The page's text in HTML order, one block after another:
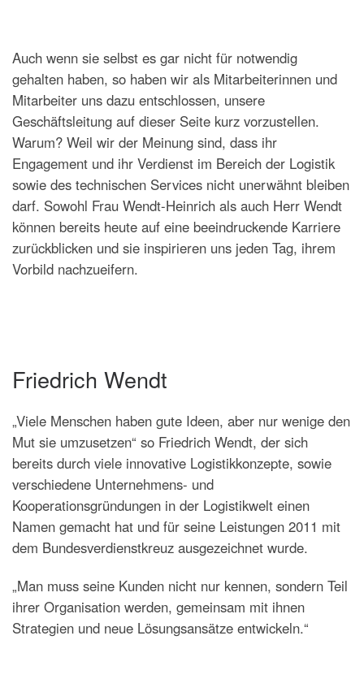
Auch wenn sie selbst es gar nicht für notwendig
gehalten haben, so haben wir als Mitarbeiterinnen und
Mitarbeiter uns dazu entschlossen, unsere
Geschäftsleitung auf dieser Seite kurz vorzustellen.
Warum? Weil wir der Meinung sind, dass ihr
Engagement und ihr Verdienst im Bereich der Logistik
sowie des technischen Services nicht unerwähnt bleiben
darf. Sowohl Frau Wendt-Heinrich als auch Herr Wendt
können bereits heute auf eine beeindruckende Karriere
zurückblicken und sie inspirieren uns jeden Tag, ihrem
Vorbild nachzueifern.
Friedrich Wendt
„Viele Menschen haben gute Ideen, aber nur wenige den
Mut sie umzusetzen“ so Friedrich Wendt, der sich
bereits durch viele innovative Logistikkonzepte, sowie
verschiedene Unternehmens- und
Kooperationsgründungen in der Logistikwelt einen
Namen gemacht hat und für seine Leistungen 2011 mit
dem Bundesverdienstkreuz ausgezeichnet wurde.
„Man muss seine Kunden nicht nur kennen, sondern Teil
ihrer Organisation werden, gemeinsam mit ihnen
Strategien und neue Lösungsansätze entwickeln.“